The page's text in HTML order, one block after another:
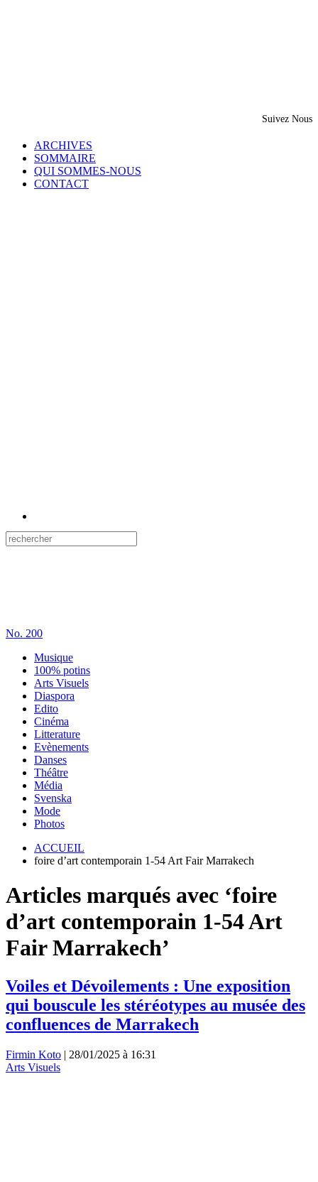
Suivez Nous
ARCHIVES
SOMMAIRE
QUI SOMMES-NOUS
CONTACT
No. 200
Musique
100% potins
Arts Visuels
Diaspora
Edito
Cinéma
Litterature
Evènements
Danses
Théâtre
Média
Svenska
Mode
Photos
ACCUEIL
foire d’art contemporain 1-54 Art Fair Marrakech
Articles marqués avec ‘foire
d’art contemporain 1-54 Art
Fair Marrakech’
Voiles et Dévoilements : Une exposition
qui bouscule les stéréotypes au musée des
confluences de Marrakech
Firmin Koto | 28/01/2025 à 16:31
Arts Visuels